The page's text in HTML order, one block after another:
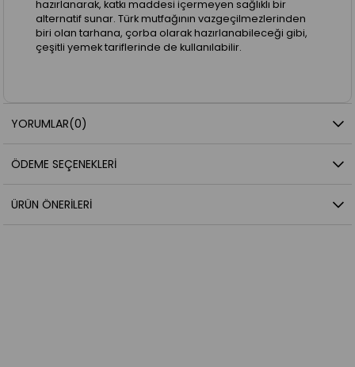
hazırlanarak, katkı maddesi içermeyen sağlıklı bir
alternatif sunar. Türk mutfağının vazgeçilmezlerinden
biri olan tarhana, çorba olarak hazırlanabileceği gibi,
çeşitli yemek tariflerinde de kullanılabilir.
YORUMLAR(0)
ÖDEME SEÇENEKLERI
ÜRÜN ÖNERILERI